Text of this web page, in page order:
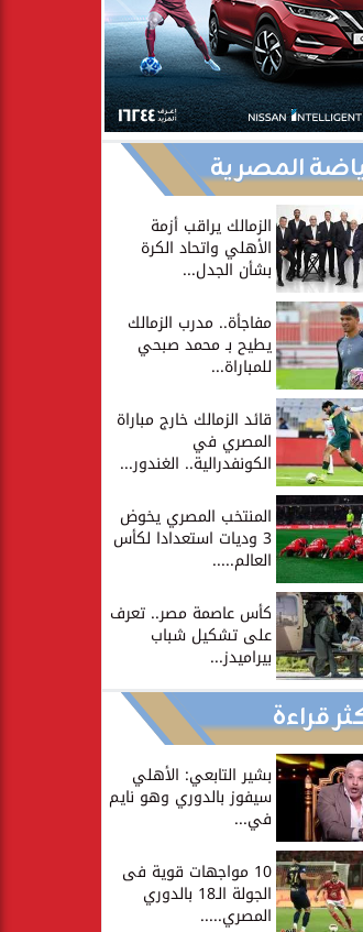
المصرية
الزمالك يراقب أزمة
الأهلي واتحاد الكرة
بشأن الجدل...
مفاجأة.. مدرب الزمالك
يطيح بـ محمد صبحي
للمباراة...
قائد الزمالك خارج مباراة
المصري في
الكونفدرالية.. الغندور...
المنتخب المصري يخوض
3 وديات استعدادا لكأس
العالم.....
كأس عاصمة مصر.. تعرف
على تشكيل شباب
بيراميدز...
قراءة
بشير التابعي: الأهلي
سيفوز بالدوري وهو نايم
في...
10 مواجهات قوية فى
الجولة الـ18 بالدوري
المصري.....